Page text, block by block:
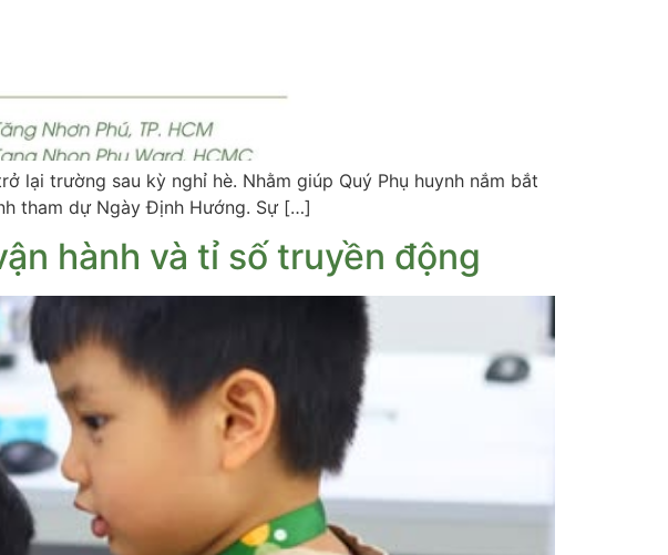
lại trường sau kỳ nghỉ hè. Nhằm giúp Quý Phụ huynh nắm bắt
tham dự Ngày Định Hướng. Sự […]
hành và tỉ số truyền động